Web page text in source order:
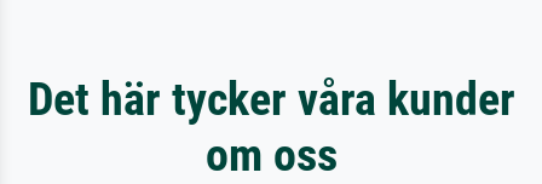
Det här tycker våra kunder
om oss